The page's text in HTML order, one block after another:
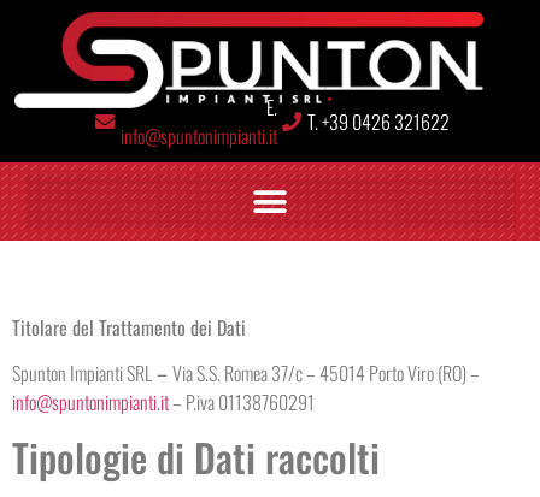
E.
info@spuntonimpianti.it
T. +39 0426 321622
Titolare del Trattamento dei Dati
Spunton Impianti SRL–Via S.S. Romea 37/c – 45014 Porto Viro (RO) –
info@spuntonimpianti.it– P.iva 01138760291
Tipologie di Dati raccolti